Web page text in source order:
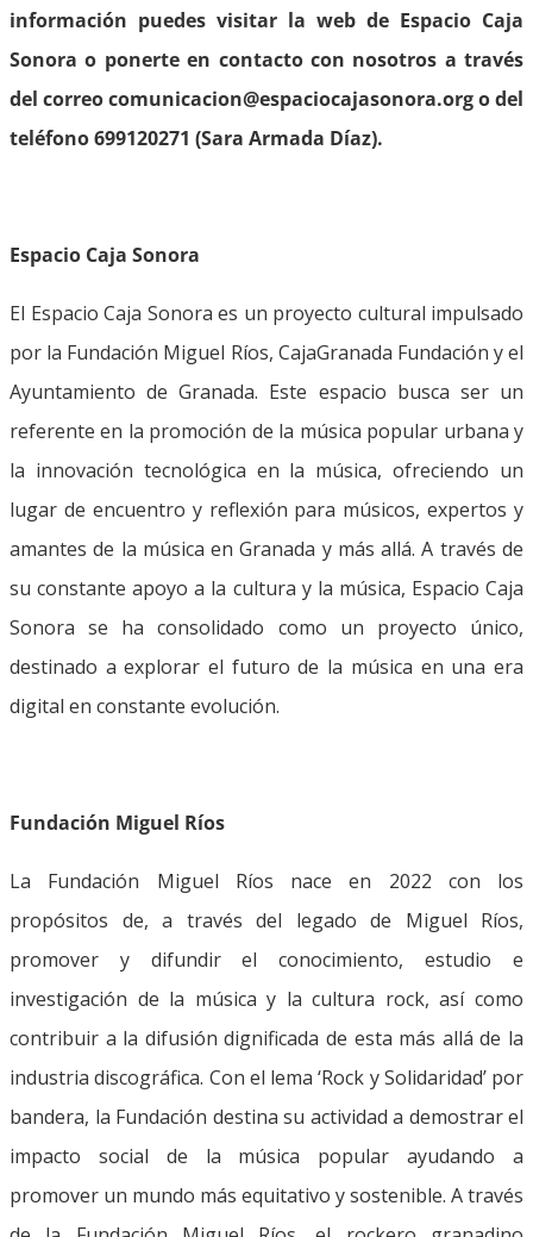
información puedes visitar la web de Espacio Caja
Sonora o ponerte en contacto con nosotros a través
del correo comunicacion@espaciocajasonora.org o del
teléfono 699120271 (Sara Armada Díaz).
Espacio Caja Sonora
El Espacio Caja Sonora es un proyecto cultural impulsado
por la Fundación Miguel Ríos, CajaGranada Fundación y el
Ayuntamiento de Granada. Este espacio busca ser un
referente en la promoción de la música popular urbana y
la innovación tecnológica en la música, ofreciendo un
lugar de encuentro y reflexión para músicos, expertos y
amantes de la música en Granada y más allá. A través de
su constante apoyo a la cultura y la música, Espacio Caja
Sonora se ha consolidado como un proyecto único,
destinado a explorar el futuro de la música en una era
digital en constante evolución.
Fundación Miguel Ríos
La Fundación Miguel Ríos nace en 2022 con los
propósitos de, a través del legado de Miguel Ríos,
promover y difundir el conocimiento, estudio e
investigación de la música y la cultura rock, así como
contribuir a la difusión dignificada de esta más allá de la
industria discográfica. Con el lema ‘Rock y Solidaridad’ por
bandera, la Fundación destina su actividad a demostrar el
impacto social de la música popular ayudando a
promover un mundo más equitativo y sostenible. A través